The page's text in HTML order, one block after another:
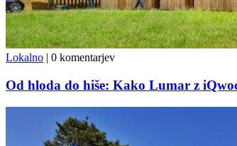
Lokalno | 0 komentarjev
Od hloda do hiše: Kako Lumar z